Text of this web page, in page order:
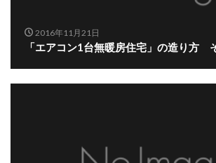
2016年11月21日
「エアコン1台無暖房住宅」の造り方